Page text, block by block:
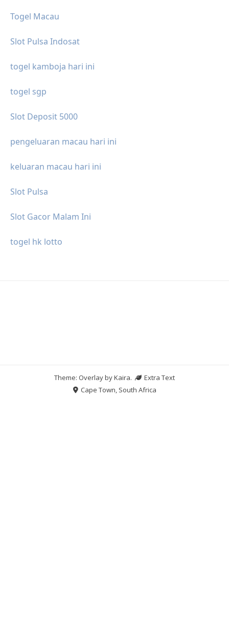
Togel Macau
Slot Pulsa Indosat
togel kamboja hari ini
togel sgp
Slot Deposit 5000
pengeluaran macau hari ini
keluaran macau hari ini
Slot Pulsa
Slot Gacor Malam Ini
togel hk lotto
Theme: Overlay byKaira.
Extra Text
Cape Town, South Africa